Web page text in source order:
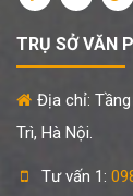
TRỤ SỞ VĂN
Địa chỉ: Tầng
Trì, Hà Nội.
Tư vấn 1: